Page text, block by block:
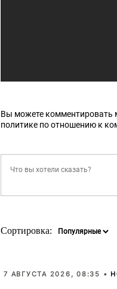
Вы можете комментировать
политике по отношению к
Сортировка:
7 АВГУСТА 2026, 08:35 •